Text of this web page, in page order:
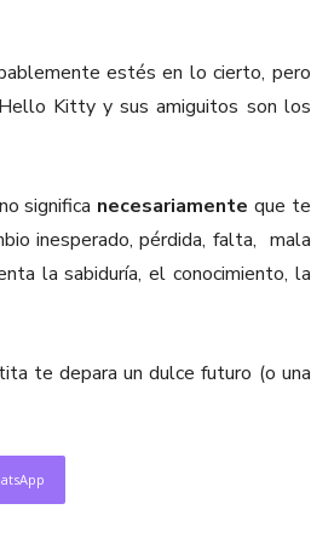
estés en lo cierto, pero
Kitty y sus amiguitos son los
significa necesariamente que te
inesperado, pérdida, falta, mala
la sabiduría, el conocimiento, la
te depara un dulce futuro (o una